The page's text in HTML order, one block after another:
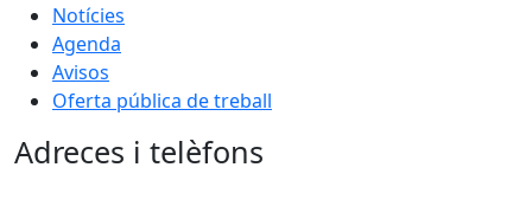
Notícies
Agenda
Avisos
Oferta pública de treball
Adreces i telèfons